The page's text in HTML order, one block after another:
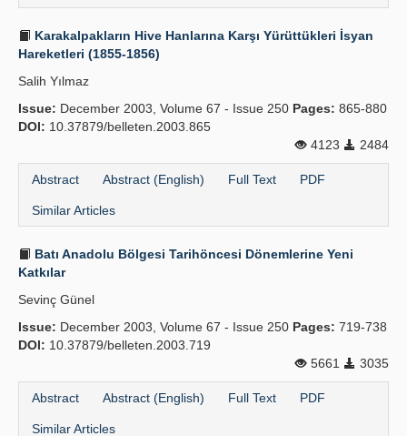
Karakalpakların Hive Hanlarına Karşı Yürüttükleri İsyan
Hareketleri (1855-1856)
Salih Yılmaz
Issue: December 2003, Volume 67 - Issue 250 Pages: 865-880
DOI: 10.37879/belleten.2003.865
4123
2484
Abstract Abstract (English) Full Text PDF
Similar Articles
Batı Anadolu Bölgesi Tarihöncesi Dönemlerine Yeni
Katkılar
Sevinç Günel
Issue: December 2003, Volume 67 - Issue 250 Pages: 719-738
DOI: 10.37879/belleten.2003.719
5661
3035
Abstract Abstract (English) Full Text PDF
Similar Articles